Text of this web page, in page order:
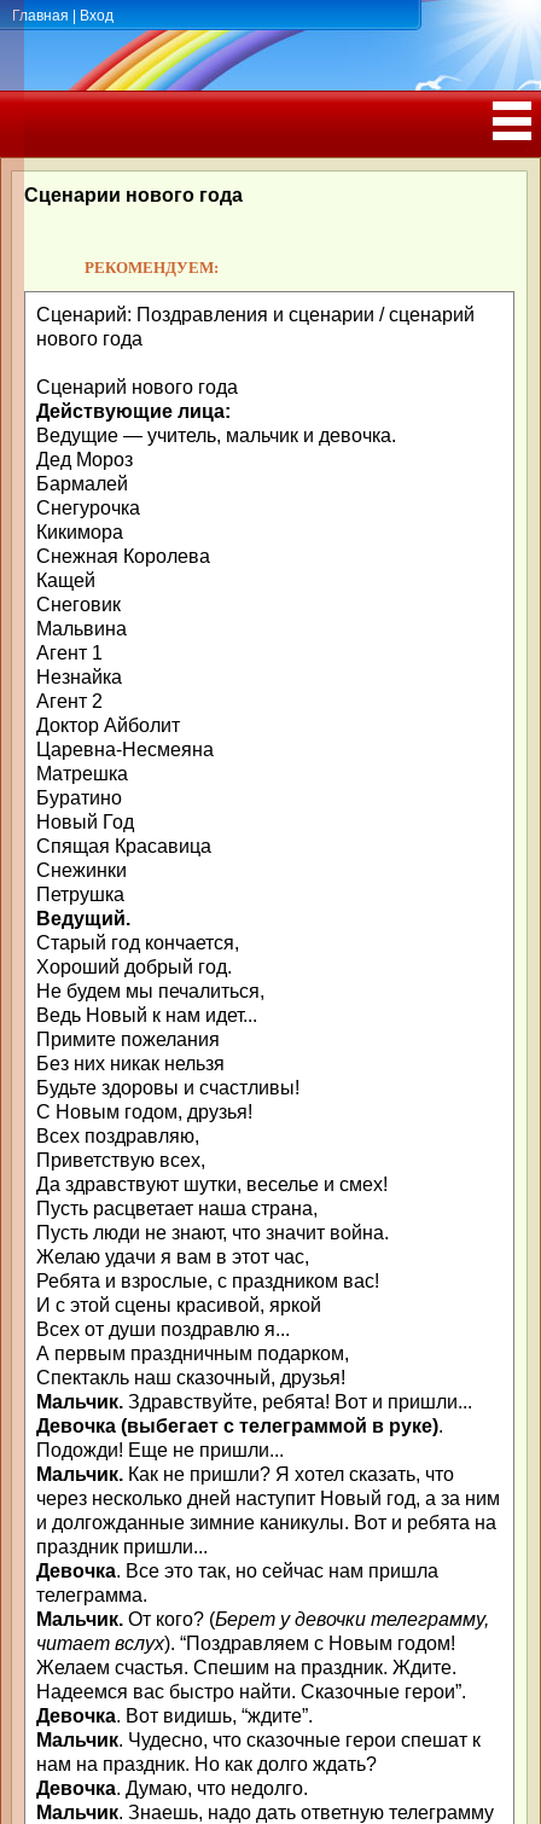
Главная Вход
РОЖДЕНИЯ, ЮБИЛЕЕМ
Сценарии нового года
РЕКОМЕНДУЕМ:
Сценарий: Поздравления и сценарии / сценарий
нового года
Сценарий нового года
Действующие лица:
Ведущие — учитель, мальчик и девочка.
Дед Мороз
Бармалей
Снегурочка
Кикимора
Снежная Королева
Кащей
Снеговик
Мальвина
Агент 1
Незнайка
Агент 2
Доктор Айболит
Царевна-Несмеяна
Матрешка
Буратино
Новый Год
Спящая Красавица
Снежинки
Петрушка
Ведущий.
Старый год кончается,
Хороший добрый год.
Не будем мы печалиться,
Ведь Новый к нам идет...
Примите пожелания
Без них никак нельзя
Будьте здоровы и счастливы!
С Новым годом, друзья!
Всех поздравляю,
Приветствую всех,
Да здравствуют шутки, веселье и смех!
Пусть расцветает наша страна,
Пусть люди не знают, что значит война.
Желаю удачи я вам в этот час,
Ребята и взрослые, с праздником вас!
И с этой сцены красивой, яркой
Всех от души поздравлю я...
А первым праздничным подарком,
Спектакль наш сказочный, друзья!
Мальчик. Здравствуйте, ребята! Вот и пришли...
Девочка (выбегает с телеграммой в руке).
Подожди! Еще не пришли...
Мальчик. Как не пришли? Я хотел сказать, что
через несколько дней наступит Новый год, а за ним
и долгожданные зимние каникулы. Вот и ребята на
праздник пришли...
Девочка. Все это так, но сейчас нам пришла
телеграмма.
Мальчик. От кого? (Берет у девочки телеграмму,
читает вслух). “Поздравляем с Новым годом!
Желаем счастья. Спешим на праздник. Ждите.
Надеемся вас быстро найти. Сказочные герои”.
Девочка. Вот видишь, “ждите”.
Мальчик. Чудесно, что сказочные герои спешат к
нам на праздник. Но как долго ждать?
Девочка. Думаю, что недолго.
Мальчик. Знаешь, надо дать ответную телеграмму